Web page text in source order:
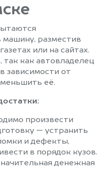
машину, разместив
или на сайтах.
как автовладелец
зависимости от
её.
произвести
— устранить
и дефекты,
в порядок кузов.
денежная